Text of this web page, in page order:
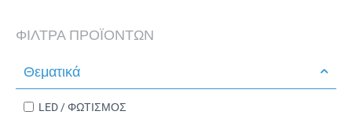
ΦΊΛΤΡΑ ΠΡΟΪΌΝΤΩΝ
Θεματικά
LED / ΦΩΤΙΣΜΟΣ